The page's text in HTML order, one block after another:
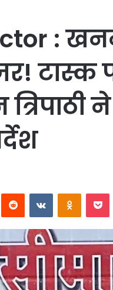
:
टास्क
ने
Reddit VKontakte